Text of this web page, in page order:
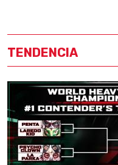
TENDENCIA